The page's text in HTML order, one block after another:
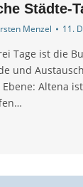
Städte-
Menzel 11.
Tage ist die
und
Altena